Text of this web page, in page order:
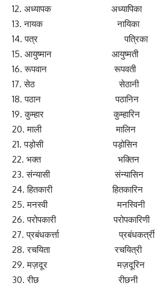
12. अध्यापक अध्यापिका
13. नायक नायिका
14. पत्र पत्रिका
15. आयुष्मान आयुष्मती
16. रूपवान रूपवती
17. सेठ सेठानी
18. पठान पठानिन
19. कुम्हार कुम्हारिन
20. माली मालिन
21. पड़ोसी पड़ोसिन
22. भक्त भक्तिन
23. संन्यासी संन्यासिन
24. हितकारी हितकारिन
25. मनस्वी मनस्विनी
26. परोपकारी परोपकारिणी
27. प्रबंधकर्त्ता प्रबंधकर्त्री
28. रचयिता रचयित्री
29. मज़दूर मज़दूरिन
30. रीछ रीछनी